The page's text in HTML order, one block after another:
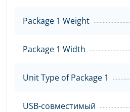
Package 1 Weight
Package 1 Width
Unit Type of Package 1
USB-совместимый